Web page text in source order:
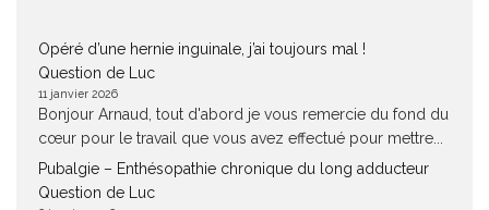
Opéré d’une hernie inguinale, j’ai toujours mal !
Question de Luc
11 janvier 2026
Bonjour Arnaud, tout d'abord je vous remercie du fond du
cœur pour le travail que vous avez effectué pour mettre...
Pubalgie – Enthésopathie chronique du long adducteur
Question de Luc